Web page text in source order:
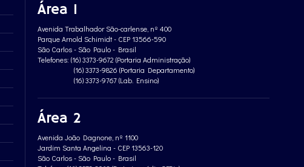
Área 1
Avenida Trabalhador São-carlense, nº 400
Parque Arnold Schimidt - CEP 13566-590
São Carlos - São Paulo - Brasil
Telefones: (16) 3373-9672 (Portaria Administração)
(16) 3373-9826 (Portaria Departamento)
(16) 3373-9767 (Lab. Ensino)
Área 2
Avenida João Dagnone, nº 1100
Jardim Santa Angelina - CEP 13563-120
São Carlos - São Paulo - Brasil